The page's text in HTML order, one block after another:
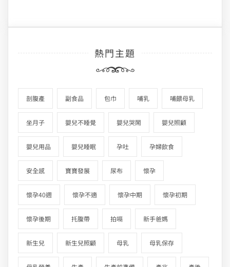
熱門主題
剖腹產 副食品 包巾 哺乳 哺餵母乳
坐月子 嬰兒不睡覺 嬰兒哭鬧 嬰兒照顧
嬰兒用品 嬰兒睡眠 孕吐 孕婦飲食
安全感 寶寶發展 尿布 懷孕
懷孕40週 懷孕不適 懷孕中期 懷孕初期
懷孕後期 托腹帶 拍嗝 新手爸媽
新生兒 新生兒照顧 母乳 母乳保存